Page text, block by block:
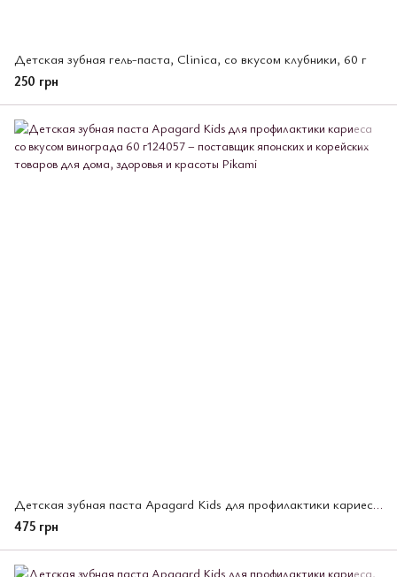
Детская зубная гель-паста, Clinica, со вкусом клубники, 60 г
250 грн
Детская зубная паста Apagard Kids для профилактики кариеса со вкусом винограда 60 г
475 грн